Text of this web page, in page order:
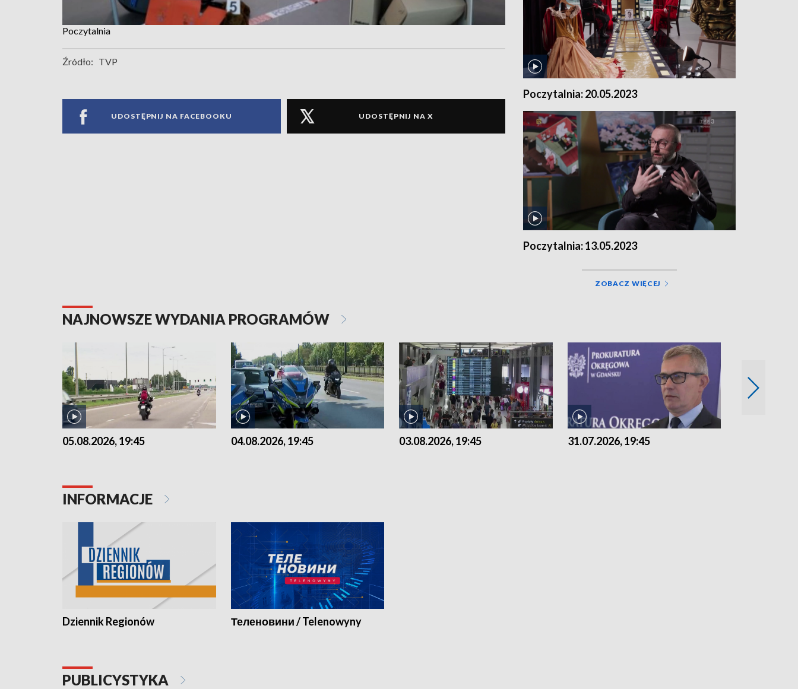
Poczytalnia
Źródło: TVP
UDOSTĘPNIJ NA FACEBOOKU UDOSTĘPNIJ NA X
Poczytalnia: 20.05.2023
Poczytalnia: 13.05.2023
ZOBACZ WIĘCEJ
NAJNOWSZE WYDANIA PROGRAMÓW
05.08.2026, 19:45 04.08.2026, 19:45 03.08.2026, 19:45 31.07.2026, 19:45
INFORMACJE
Dziennik Regionów Теленовини / Telenowyny
PUBLICYSTYKA